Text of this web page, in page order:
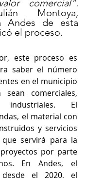
Montoya,
Andes de esta
el proceso.
este proceso es
saber el número
en el municipio
comerciales,
industriales. El
el material con
y servicios
servirá para la
por parte
En Andes, el
el 2020, el